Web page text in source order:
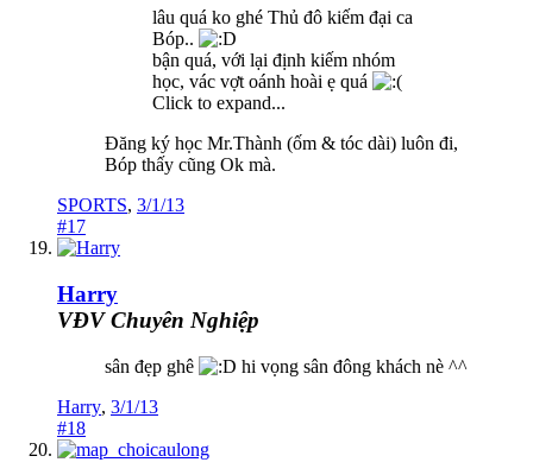
lâu quá ko ghé Thủ đô kiếm đại ca
Bóp..
bận quá, với lại định kiếm nhóm
học, vác vợt oánh hoài ẹ quá
Click to expand...
Đăng ký học Mr.Thành (ốm & tóc dài) luôn đi,
Bóp thấy cũng Ok mà.
SPORTS, 3/1/13
#17
Harry
VĐV Chuyên Nghiệp
sân đẹp ghê
hi vọng sân đông khách nè ^^
Harry, 3/1/13
#18